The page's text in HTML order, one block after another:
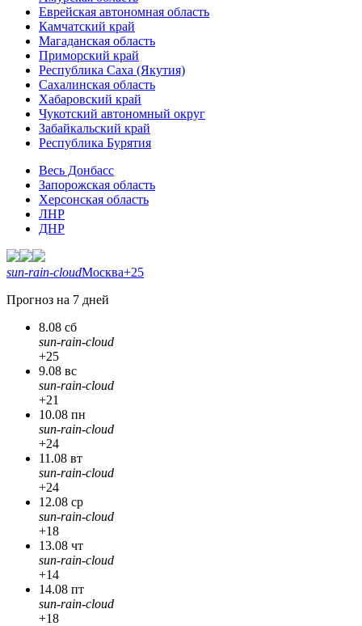
Еврейская автономная область
Камчатский край
Магаданская область
Приморский край
Республика Саха (Якутия)
Сахалинская область
Хабаровский край
Чукотский автономный округ
Забайкальский край
Республика Бурятия
Весь Донбасс
Запорожская область
Херсонская область
ЛНР
ДНР
sun-rain-cloudМосква+25
Прогноз на 7 дней
8.08 сб
sun-rain-cloud
+25
9.08 вс
sun-rain-cloud
+21
10.08 пн
sun-rain-cloud
+24
11.08 вт
sun-rain-cloud
+24
12.08 ср
sun-rain-cloud
+18
13.08 чт
sun-rain-cloud
+14
14.08 пт
sun-rain-cloud
+18